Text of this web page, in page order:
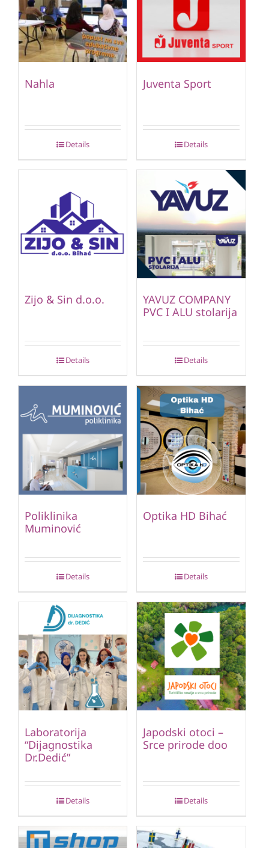
Nahla
Details
Juventa Sport
Details
Zijo & Sin d.o.o.
Details
YAVUZ COMPANY
PVC I ALU stolarija
Details
Poliklinika
Muminović
Details
Optika HD Bihać
Details
Laboratorija
“Dijagnostika
Dr.Dedić”
Details
Japodski otoci –
Srce prirode doo
Details